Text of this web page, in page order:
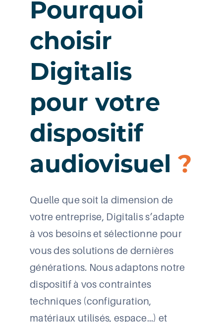
Pourquoi
choisir
Digitalis
pour votre
dispositif
audiovisuel ?
Quelle que soit la dimension de
votre entreprise, Digitalis s’adapte
à vos besoins et sélectionne pour
vous des solutions de dernières
générations. Nous adaptons notre
dispositif à vos contraintes
techniques (configuration,
matériaux utilisés, espace…) et